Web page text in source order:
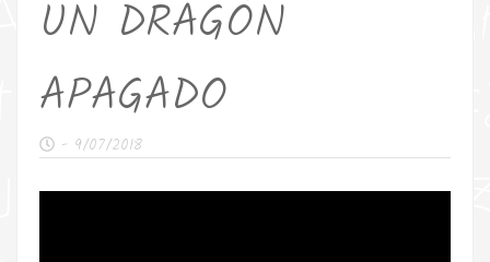
UN DRAGÓN
APAGADO
- 9/07/2018